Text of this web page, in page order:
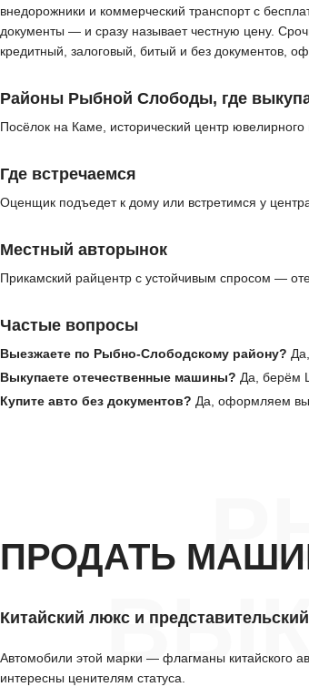
внедорожники и коммерческий транспорт с
документы — и сразу называет честную цену.
кредитный, залоговый, битый и без документов,
Районы Рыбной Слободы, где
Посёлок на Каме, исторический центр
Где встречаемся
Оценщик подъедет к дому или встретимся у
Местный авторынок
Прикамский райцентр с устойчивым спросом —
Частые вопросы
Выезжаете по Рыбно-Слободскому району?
Выкупаете отечественные машины? Да, берём
Купите авто без документов? Да, оформляем
ПРОДАТЬ
Китайский люкс и
Автомобили этой марки — флагманы китайского
интересны ценителям статуса.